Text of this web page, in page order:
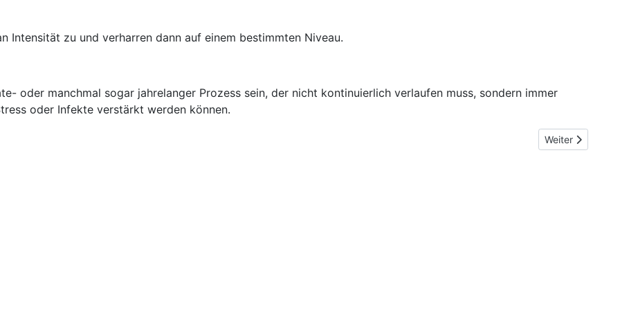
Intensität zu und verharren dann auf einem bestimmten Niveau.
oder manchmal sogar jahrelanger Prozess sein, der nicht kontinuierlich verlaufen muss, sondern immer
oder Infekte verstärkt werden können.
Nächster
Weiter